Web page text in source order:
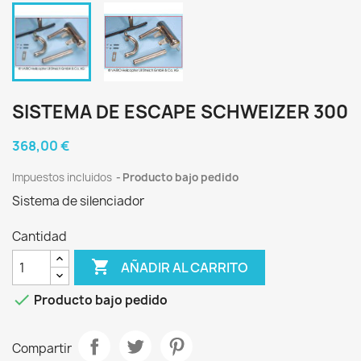
SISTEMA DE ESCAPE SCHWEIZER 300
368,00 €
Impuestos incluidos Producto bajo pedido
Sistema de silenciador
Cantidad
 AÑADIR AL CARRITO
 Producto bajo pedido
Compartir